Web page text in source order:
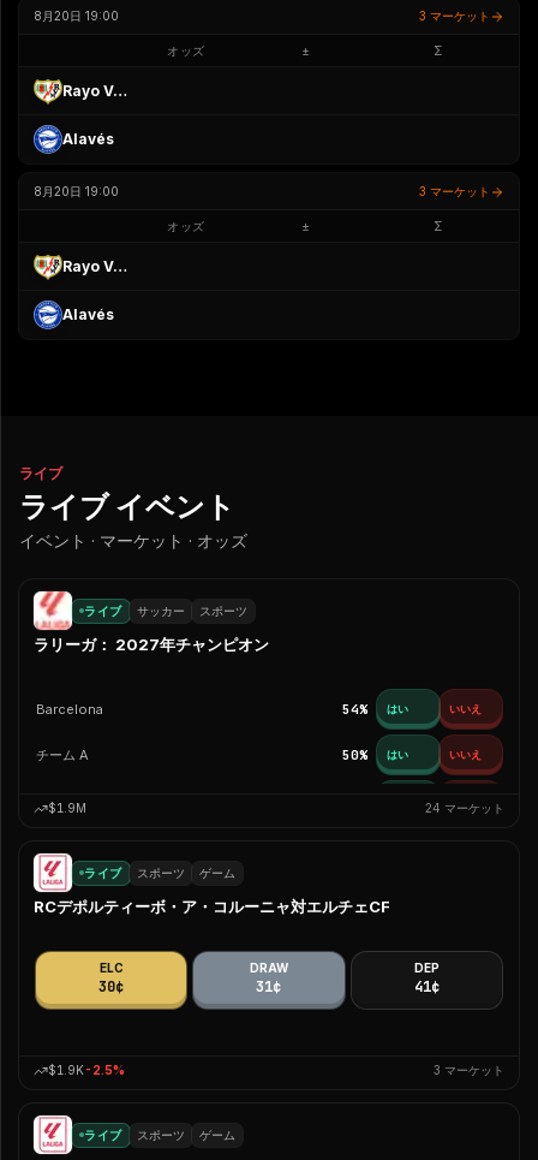
8月20日 19:00 3 マーケット
オッズ ± Σ
Rayo Vallecano
Alavés
8月20日 19:00 3 マーケット
オッズ ± Σ
Rayo Vallecano
Alavés
ライブ
ライブ イベント
イベント · マーケット · オッズ
ライブ サッカー スポーツ
ラリーガ： 2027年チャンピオン
Barcelona 54% はい いいえ
チーム A 50% はい いいえ
チーム B
Real Madrid
Athletic Bilbao いいえ
Celta Vigo
$1.9M 24 マーケット
ライブ スポーツ ゲーム
RCデポルティーボ・ア・コルーニャ対エルチェCF
ELC
30¢
DRAW
31¢
DEP
41¢
$1.9K-2.5% 3 マーケット
ライブ スポーツ ゲーム